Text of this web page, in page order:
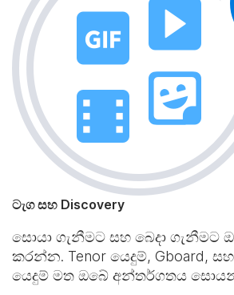
ටැග සහ Discovery
සොයා ගැනීමට සහ බෙදා ගැනීමට
කරන්න. Tenor යෙදුම්, Gboard,
යෙදුම් මත ඔබේ අන්තර්ගතය